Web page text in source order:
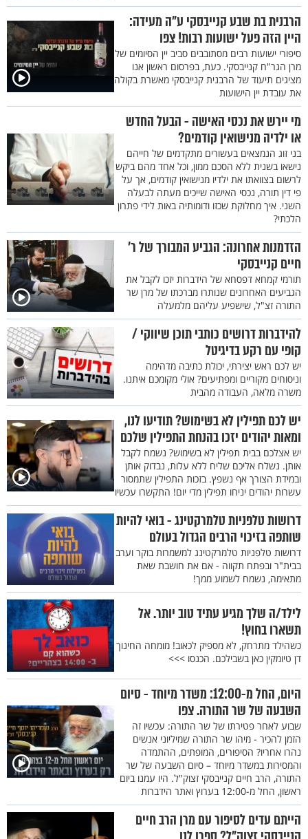
הרבנית בת שבע קנייבסקי ע"ה מעידה:
היין הזה פעל ישועות רבות! צפו
סיפורי ישועות רבים מסתובבים סביב יין הסיומים של
מרן הגר"ח קנייבסקי. כעת, בפרסום ראשון אנו
מציגים תיעוד של הרבנית קנייבסקי מאשרת בקולה
את עובדת יין הישועות
מי יירש את נכסי האישה - הבעל החדש
או ילדיה מנישואין קודמים?
בני זוג הנמצאים בעשורים מתקדמים של חייהם
נישאו בשנית ללא הסכם ממון, וכל אחד מהם ביקש
לרשום בצוואתו את ילדיו מנישואין קודמים, אך על
פי דין תורה, נכסי האישה שייכים מעתה לבעלה
השני. איך מחלוקת שכזו ודומותיה באות לידי פתרון
הלכתי?
הזדמנות אחרונה: הגביע המבורך של ר'
חיים קנייבסקי
תורמי קמחא דפסחא של הידברות יזכו לקבל את
הגביעים האחרונים שנותרו מברכתו של מרן שר
התורה זצ"ל, שישפיע עליהם מלמעלה
להידברות דרושים כותבי תוכן שיווקי /
קופי עם רקע בדיגיטל
יש לכם ראש יצירתי, יכולת כתיבה מדהימה
וניסוחים מקוריים ומפתיעים? אולי מקומכם איתנו.
משרה מלאה, העבודה מהבית
יש לכם תפילין לא בשימוש? תודיעו לנו,
ומאות יהודים יזכו בהנחת התפילין שלכם
יש אצלכם בבית תפילין לא בשימוש? נשמח לקבל
אותן. נשלח אליכם שליח ללא עלות, נבדוק אותן
ובמידת הצורך אף נשפץ. בזכות התפילין שתמסור
עשרות יהודים יניחו תפילין מדי יום! התקשרו עכשיו
דרושות טלפניות טלמרקטינג - בואי להיות
שותפה בזיכוי הרבים הגדול בעולם
דרושות טלפניות טלמרקטינג למשמרות בוקר וערב
בבית"ר ובפתח תקווה - אם את חושבת שאת
מתאימה, נשמח לשמוע ממך!
לילד/ה שלך מגיע עתיד טוב יותר. אל
תשארו בחוץ!
כשהילד מתרחק, לא מספיק לכאוב! מומחה החינוך
דן טיומקין כאן בשבילכם. הכנסו >>>
היום, החל מ-12:00: משדר מיוחד - סיום
השבעה של שר התורה. צפו
שבוע לאחר פטירתו של שר התורה: עכשיו זה
הזמן להכיר - מיהו שר התורה שמיליוני אנשים
נהרו אחריו? הסיפורים, המופתים, ההתמדה
והמסירות במשדר מיוחד – סיום השבעה של שר
התורה, הרב חיים קנייבסקי זצוק"ל. היו עמנו ביום
ראשון, החל מ-12:00 בערוץ ואתר הידברות
הייתם עדים לסיפור עם מרן הרב חיים